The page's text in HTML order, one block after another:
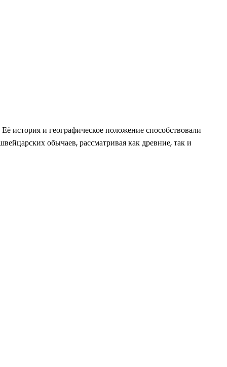
и географическое положение способствовали
обычаев, рассматривая как древние, так и